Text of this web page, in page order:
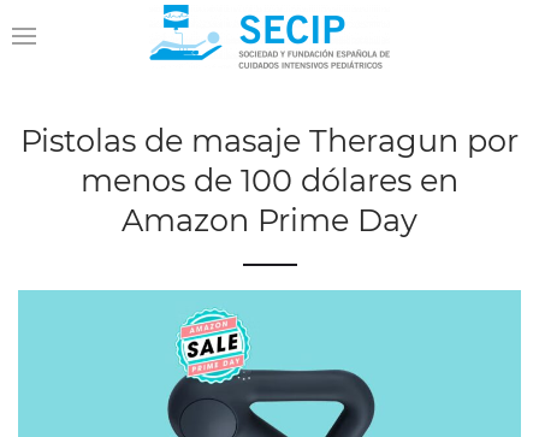
Pistolas de masaje Theragun por
menos de 100 dólares en
Amazon Prime Day